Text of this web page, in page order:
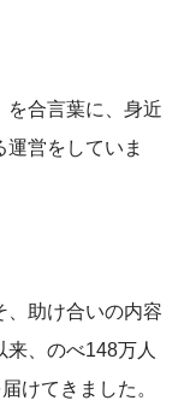
合言葉に、身近
営をしていま
助け合いの内容
、のべ148万人
けてきました。